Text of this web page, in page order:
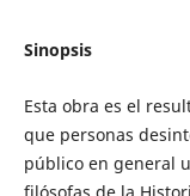
Sinopsis
Esta obra es el
que personas
público en general